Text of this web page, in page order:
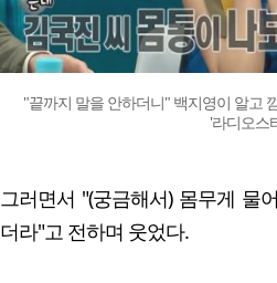
"끝까지 말을 안하더니" 백지영이 알고
'라디오스
그러면서 "(궁금해서) 몸무게 물
더라"고 전하며 웃었다.